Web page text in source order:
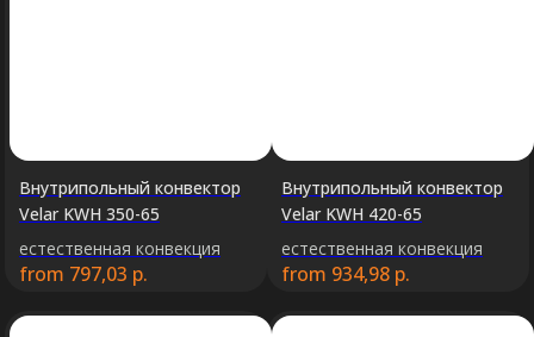
Внутрипольный конвектор
Velar KWH 350-65
естественная конвекция
from 797,03 р.
Внутрипольный конвектор
Velar KWH 420-65
естественная конвекция
from 934,98 р.